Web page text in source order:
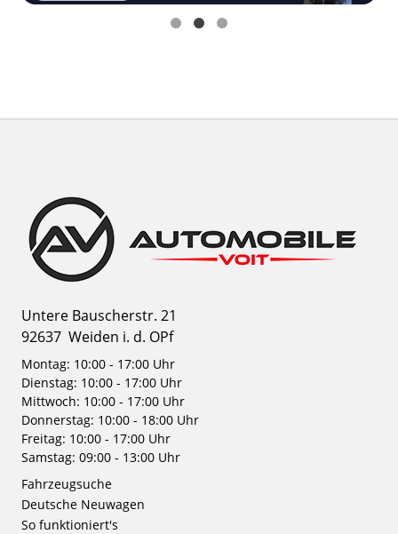
Untere Bauscherstr. 21
92637 Weiden i. d. OPf
Montag: 10:00 - 17:00 Uhr
Dienstag: 10:00 - 17:00 Uhr
Mittwoch: 10:00 - 17:00 Uhr
Donnerstag: 10:00 - 18:00 Uhr
Freitag: 10:00 - 17:00 Uhr
Samstag: 09:00 - 13:00 Uhr
Fahrzeugsuche
Deutsche Neuwagen
So funktioniert's